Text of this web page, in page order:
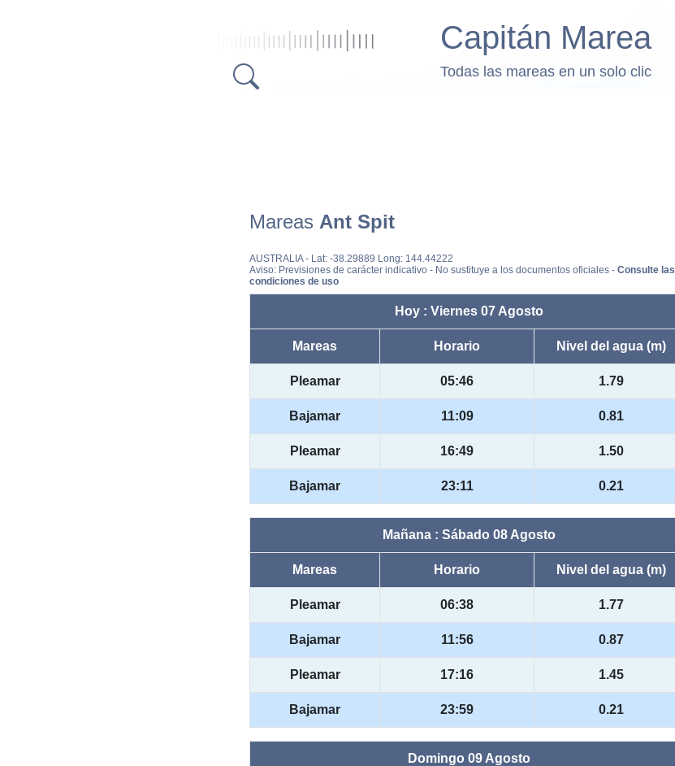
Capitán Marea
Todas las mareas en un solo clic
Mareas Ant Spit
AUSTRALIA- Lat: -38.29889 Long: 144.44222
Aviso: Previsiones de carácter indicativo - No sustituye a los documentos oficiales - Consulte las
condiciones de uso
Hoy : Viernes 07 Agosto
Mareas Horario Nivel del agua (m)
Pleamar 05:46 1.79
Bajamar 11:09 0.81
Pleamar 16:49 1.50
Bajamar 23:11 0.21
Mañana : Sábado 08 Agosto
Mareas Horario Nivel del agua (m)
Pleamar 06:38 1.77
Bajamar 11:56 0.87
Pleamar 17:16 1.45
Bajamar 23:59 0.21
Domingo 09 Agosto